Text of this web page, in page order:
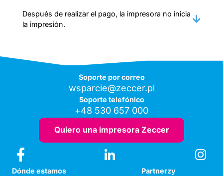
Después de realizar el pago, la impresora no inicia
la impresión.
Soporte por correo
wsparcie@zeccer.pl
Soporte telefónico
+48 530 657 000
Quiero una impresora Zeccer
Dónde estamos
Partnerzy